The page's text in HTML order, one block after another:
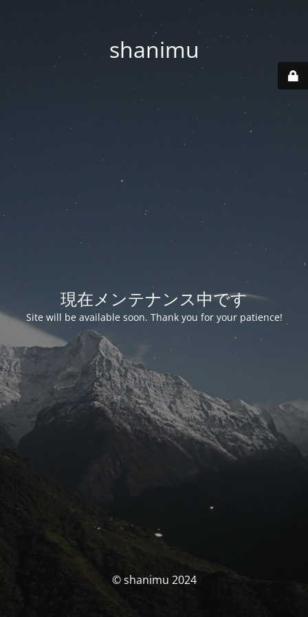
shanimu
現在メンテナンス中です
Site will be available soon. Thank you for your patience!
© shanimu 2024